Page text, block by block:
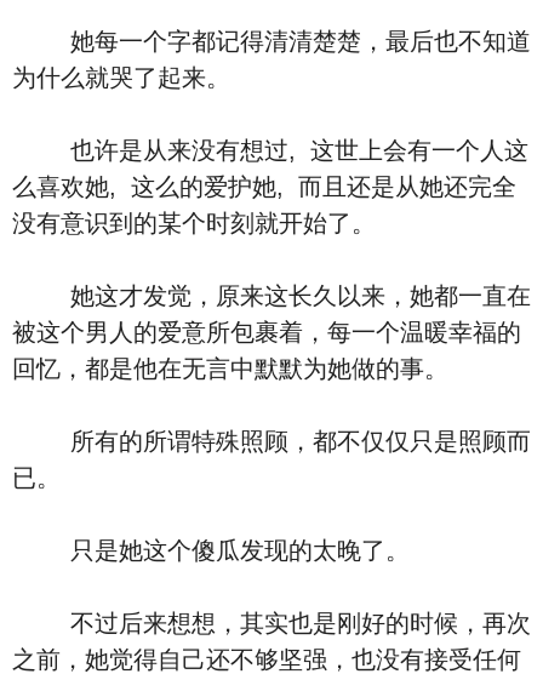
她每一个字都记得清清楚楚，最后也不知道
为什么就哭了起来。
也许是从来没有想过, 这世上会有一个人这
么喜欢她, 这么的爱护她, 而且还是从她还完全
没有意识到的某个时刻就开始了。
她这才发觉，原来这长久以来，她都一直在
被这个男人的爱意所包裹着，每一个温暖幸福的
回忆，都是他在无言中默默为她做的事。
所有的所谓特殊照顾，都不仅仅只是照顾而
已。
只是她这个傻瓜发现的太晚了。
不过后来想想，其实也是刚好的时候，再次
之前，她觉得自己还不够坚强，也没有接受任何